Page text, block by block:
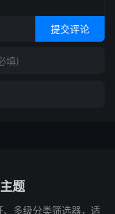
提交评论
题
多级分类筛选器，适